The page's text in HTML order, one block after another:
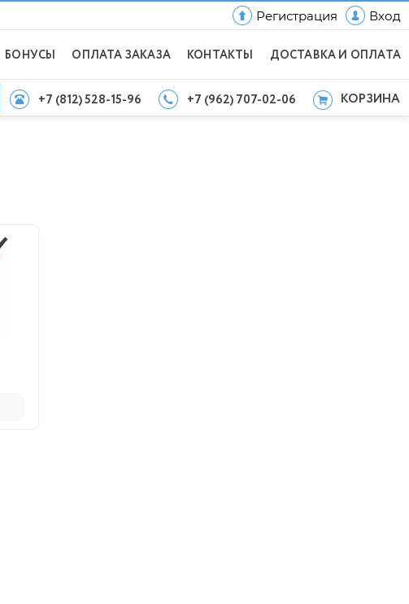
Регистрация Вход
БОНУСЫ ОПЛАТА ЗАКАЗА КОНТАКТЫ ДОСТАВКА И ОПЛАТА
+7 (812) 528-15-96 +7 (962) 707-02-06 КОРЗИНА